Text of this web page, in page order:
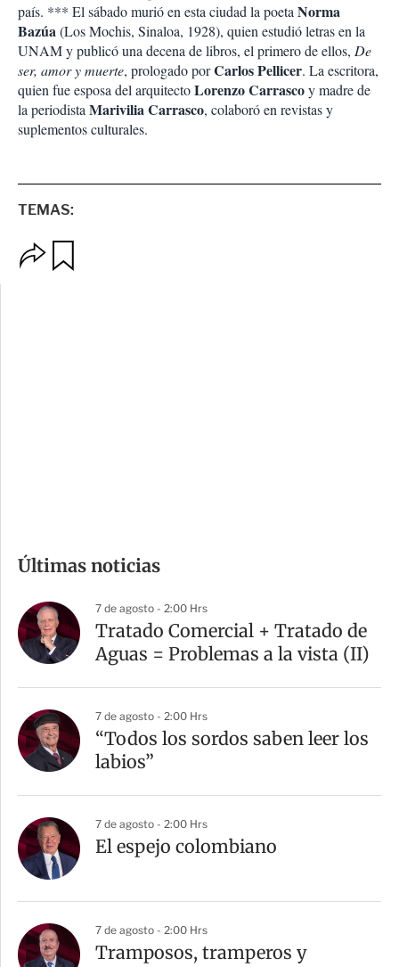
país. *** El sábado murió en esta ciudad la poeta Norma
Bazúa(Los Mochis, Sinaloa, 1928), quien estudió letras en la
UNAM y publicó una decena de libros, el primero de ellos, De
ser, amor y muerte, prologado porCarlos Pellicer. La escritora,
quien fue esposa del arquitectoLorenzo Carrascoy madre de
la periodista Marivilia Carrasco, colaboró en revistas y
suplementos culturales.
TEMAS:
p
p
a
r
t
Últimas noticias
7 de agosto - 2:00 Hrs
Tratado Comercial + Tratado de
Aguas = Problemas a la vista (II)
7 de agosto - 2:00 Hrs
“Todos los sordos saben leer los
labios”
7 de agosto - 2:00 Hrs
El espejo colombiano
7 de agosto - 2:00 Hrs
Tramposos, tramperos y